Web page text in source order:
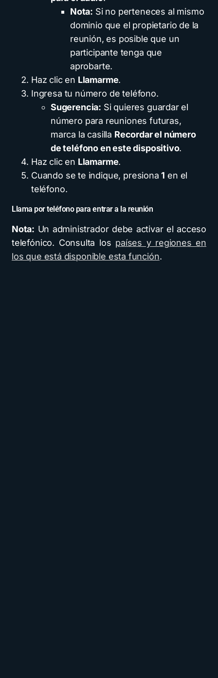
Nota: Si no perteneces al mismo
dominio que el propietario de la
reunión, es posible que un
participante tenga que
aprobarte.
Haz clic en Llamarme.
Ingresa tu número de teléfono.
Sugerencia: Si quieres guardar el
número para reuniones futuras,
marca la casilla Recordar el número
de teléfono en este dispositivo.
Haz clic en Llamarme.
Cuando se te indique, presiona1 en el
teléfono.
Llama por teléfono para entrar a la reunión
Nota: Un administrador debe activar el acceso
telefónico. Consulta los países y regiones en
los que está disponible esta función.